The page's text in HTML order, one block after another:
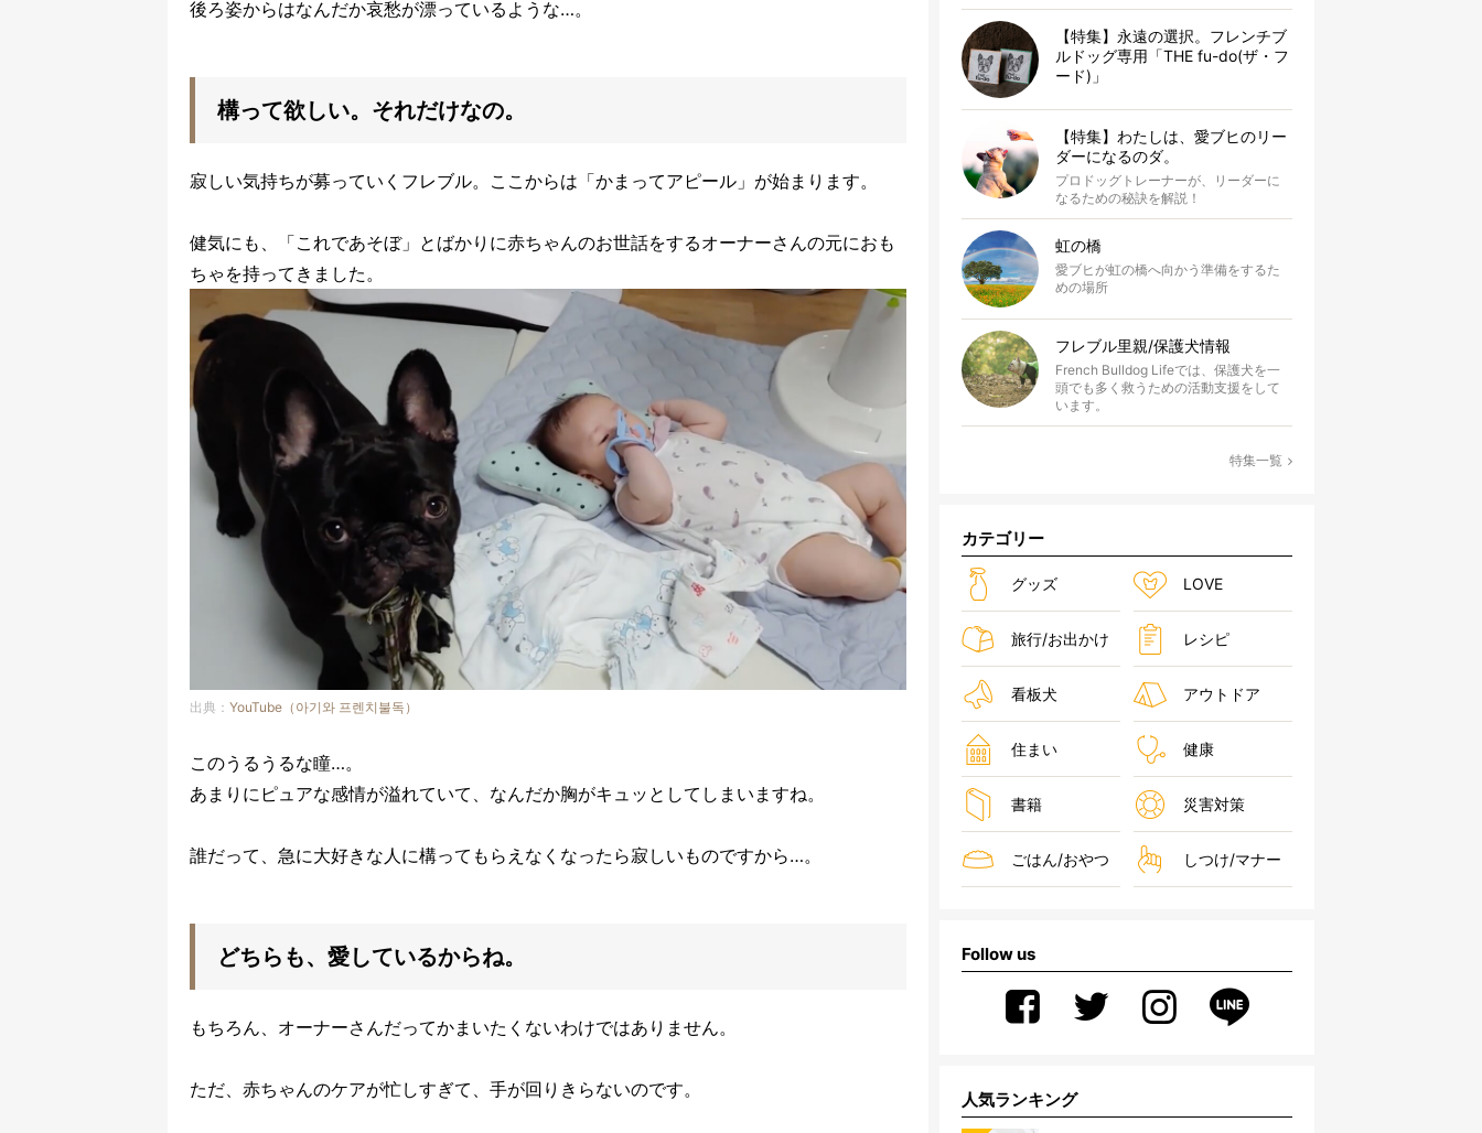
後ろ姿からはなんだか哀愁が漂っているような…。
構って欲しい。それだけなの。
寂しい気持ちが募っていくフレブル。ここからは「かまってアピール」が始まります。
健気にも、「これであそぼ」とばかりに赤ちゃんのお世話をするオーナーさんの元におも
ちゃを持ってきました。
出典： YouTube（아기와 프렌치불독）
このうるうるな瞳…。
あまりにピュアな感情が溢れていて、なんだか胸がキュッとしてしまいますね。
誰だって、急に大好きな人に構ってもらえなくなったら寂しいものですから…。
どちらも、愛しているからね。
もちろん、オーナーさんだってかまいたくないわけではありません。
ただ、赤ちゃんのケアが忙しすぎて、手が回りきらないのです。
【特集】永遠の選択。フレンチブ
ルドッグ専用「THE fu-do(ザ・フ
ード)」
【特集】わたしは、愛ブヒのリー
ダーになるのダ。
プロドッグトレーナーが、リーダーに
なるための秘訣を解説！
虹の橋
愛ブヒが虹の橋へ向かう準備をするた
めの場所
フレブル里親/保護犬情報
French Bulldog Lifeでは、保護犬を一
頭でも多く救うための活動支援をして
います。
特集一覧
カテゴリー
グッズ LOVE
旅行/お出かけ レシピ
看板犬 アウトドア
住まい 健康
書籍 災害対策
ごはん/おやつ しつけ/マナー
Follow us
人気ランキング